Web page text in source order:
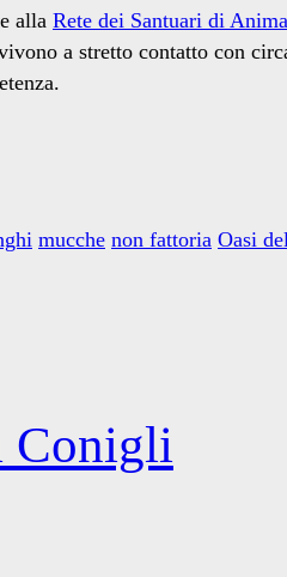
alla Rete dei Santuari di
a stretto contatto con
mucche non fattoria Oasi
Conigli